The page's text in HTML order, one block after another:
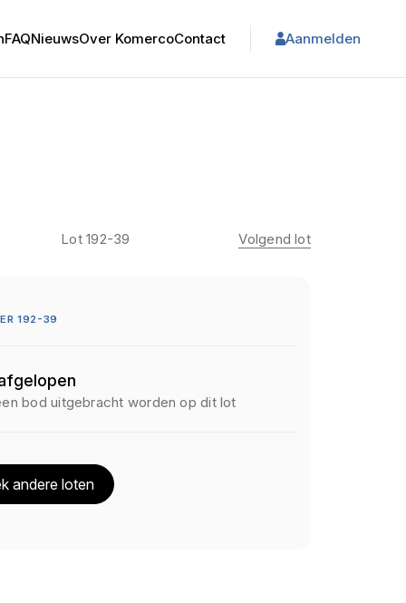
FAQNieuwsOver KomercoContact Aanmelden
Lot 192-39 Volgend lot
192-39
bod uitgebracht worden op dit lot
andere loten